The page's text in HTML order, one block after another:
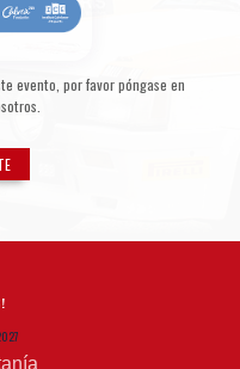
evento, por favor póngase en